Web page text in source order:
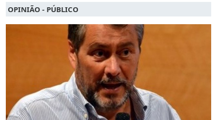
OPINIÃO - PÚBLICO